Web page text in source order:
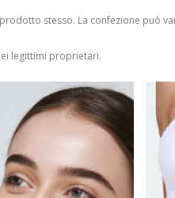
stesso. La confezione può
legittimi proprietari.